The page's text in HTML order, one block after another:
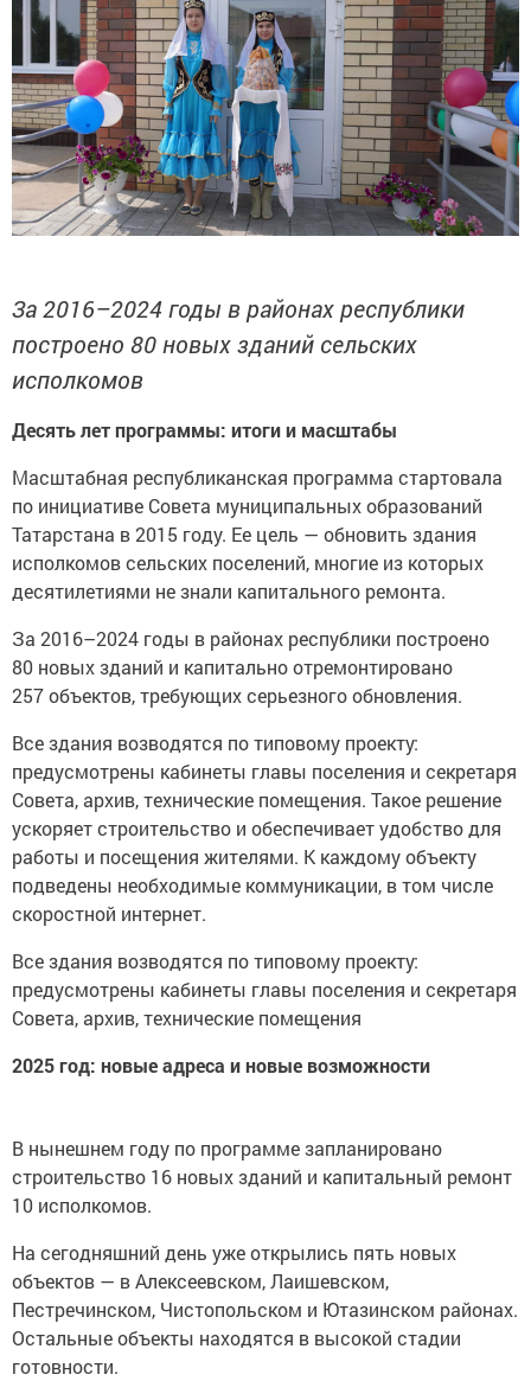
За 2016–2024 годы в районах республики
построено 80 новых зданий сельских
исполкомов
Десять лет программы: итоги и масштабы
Масштабная республиканская программа стартовала
по инициативе Совета муниципальных образований
Татарстана в 2015 году. Ее цель — обновить здания
исполкомов сельских поселений, многие из которых
десятилетиями не знали капитального ремонта.
За 2016–2024 годы в районах республики построено
80 новых зданий и капитально отремонтировано
257 объектов, требующих серьезного обновления.
Все здания возводятся по типовому проекту:
предусмотрены кабинеты главы поселения и секретаря
Совета, архив, технические помещения. Такое решение
ускоряет строительство и обеспечивает удобство для
работы и посещения жителями. К каждому объекту
подведены необходимые коммуникации, в том числе
скоростной интернет.
Все здания возводятся по типовому проекту:
предусмотрены кабинеты главы поселения и секретаря
Совета, архив, технические помещения
2025 год: новые адреса и новые возможности
В нынешнем году по программе запланировано
строительство 16 новых зданий и капитальный ремонт
10 исполкомов.
На сегодняшний день уже открылись пять новых
объектов — в Алексеевском, Лаишевском,
Пестречинском, Чистопольском и Ютазинском районах.
Остальные объекты находятся в высокой стадии
готовности.